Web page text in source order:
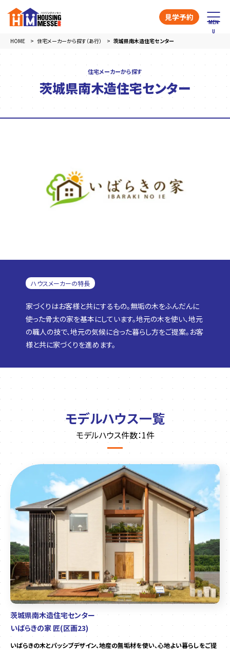
見学予約
HOME 住宅メーカーから探す（あ行） 茨城県南木造住宅センター
住宅メーカーから探す
茨城県南木造住宅センター
ハウスメーカーの特長
家づくりはお客様と共にするもの。無垢の木をふんだんに
使った骨太の家を基本にしています。地元の木を使い、地元
の職人の技で、地元の気候に合った暮らし方をご提案。お客
様と共に家づくりを進めます。
モデルハウス一覧
モデルハウス件数：1件
茨城県南木造住宅センター
いばらきの家 匠(区画23)
いばらきの木とパッシブデザイン、地産の無垢材を使い、心地よい暮らしをご提